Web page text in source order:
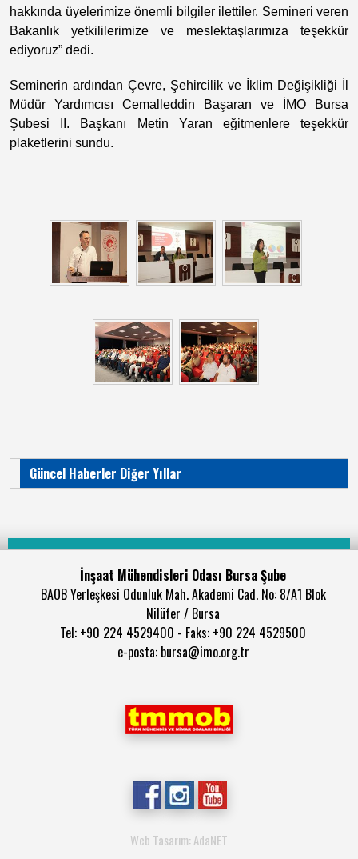
hakkında üyelerimize önemli bilgiler ilettiler. Semineri veren
Bakanlık yetkililerimize ve meslektaşlarımıza teşekkür
ediyoruz” dedi.
Seminerin ardından Çevre, Şehircilik ve İklim Değişikliği İl
Müdür Yardımcısı Cemalleddin Başaran ve İMO Bursa
Şubesi II. Başkanı Metin Yaran eğitmenlere teşekkür
plaketlerini sundu.
Güncel Haberler Diğer Yıllar
İnşaat Mühendisleri Odası Bursa Şube
BAOB Yerleşkesi Odunluk Mah. Akademi Cad. No: 8/A1 Blok
Nilüfer / Bursa
Tel: +90 224 4529400 - Faks: +90 224 4529500
e-posta: bursa@imo.org.tr
Web Tasarım: AdaNET